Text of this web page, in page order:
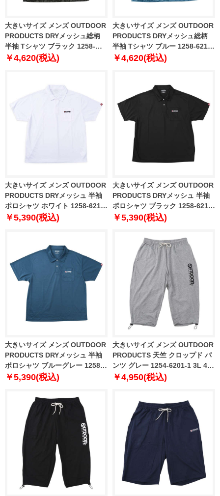
大きいサイズ メンズ OUTDOOR
PRODUCTS DRYメッシュ総柄
半袖 Tシャツ ブラック 1258-
6216-2 3L 4L 5L 6L 7L 8L
￥4,620(税込)
大きいサイズ メンズ OUTDOOR
PRODUCTS DRYメッシュ総柄
半袖 Tシャツ ブルー 1258-6216-
3 3L 4L 5L 6L 7L 8L
￥4,620(税込)
大きいサイズ メンズ OUTDOOR
PRODUCTS DRYメッシュ 半袖
ポロシャツ ホワイト 1258-6217-
1 3L 4L 5L 6L 7L 8L
￥5,390(税込)
大きいサイズ メンズ OUTDOOR
PRODUCTS DRYメッシュ 半袖
ポロシャツ ブラック 1258-6217-
2 3L 4L 5L 6L 7L 8L
￥5,390(税込)
大きいサイズ メンズ OUTDOOR
PRODUCTS DRYメッシュ 半袖
ポロシャツ ブルーグレー 1258-
6217-3 3L 4L 5L 6L 7L 8L
￥5,390(税込)
大きいサイズ メンズ OUTDOOR
PRODUCTS 天竺 クロップド パ
ンツ グレー 1254-6201-1 3L 4L
5L 6L 7L 8L
￥4,950(税込)